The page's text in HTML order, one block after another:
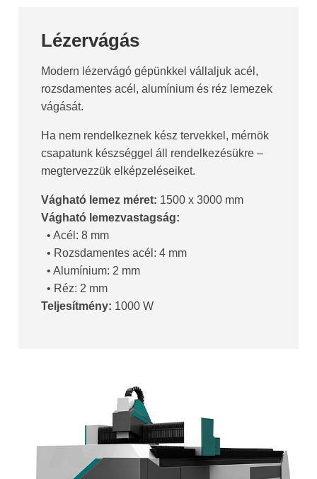
Lézervágás
Modern lézervágó gépünkkel vállaljuk acél,
rozsdamentes acél, alumínium és réz lemezek
vágását.
Ha nem rendelkeznek kész tervekkel, mérnök
csapatunk készséggel áll rendelkezésükre –
megtervezzük elképzeléseiket.
Vágható lemez méret: 1500 x 3000 mm
Vágható lemezvastagság:
• Acél: 8 mm
• Rozsdamentes acél: 4 mm
• Alumínium: 2 mm
• Réz: 2 mm
Teljesítmény: 1000 W